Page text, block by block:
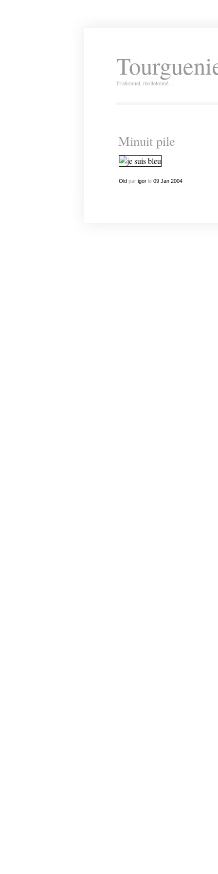
Irrationnel, molletonné…
Minuit pile
Oldpar igorle 09 Jan 2004